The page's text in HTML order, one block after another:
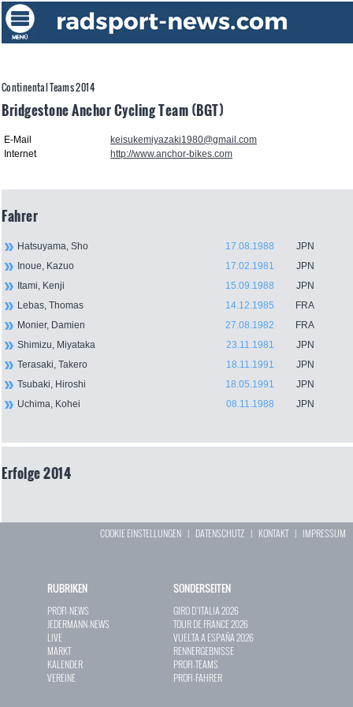
Continental Teams 2014
Bridgestone Anchor Cycling Team (BGT)
E-Mail
keisukemiyazaki1980@gmail.com
Internet
http://www.anchor-bikes.com
Fahrer
Hatsuyama, Sho 17.08.1988
JPN
Inoue, Kazuo
17.02.1981
JPN
Itami, Kenji
15.09.1988
JPN
Lebas, Thomas
14.12.1985
FRA
Monier, Damien
27.08.1982
FRA
Shimizu, Miyataka
23.11.1981
JPN
Terasaki, Takero
18.11.1991
JPN
Tsubaki, Hiroshi
18.05.1991
JPN
Uchima, Kohei
08.11.1988 JPN
Erfolge 2014
COOKIE EINSTELLUNGEN | DATENSCHUTZ | KONTAKT| IMPRESSUM
RUBRIKEN
PROFI-NEWS
JEDERMANN-NEWS
LIVE
MARKT
KALENDER
VEREINE
SONDERSEITEN
GIRO D`ITALIA 2026
TOUR DE FRANCE 2026
VUELTA A ESPAÑA 2026
RENNERGEBNISSE
PROFI-TEAMS
PROFI-FAHRER